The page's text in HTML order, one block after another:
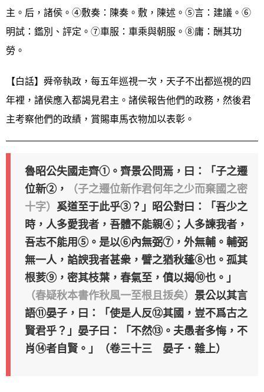
主。后，諸侯。④敷奏：陳奏。敷，陳述。⑤言：建議。⑥
明試：鑑別、評定。⑦車服：車乘與朝服。⑧庸：酬其功
勞。
【白話】舜帝執政，每五年巡視一次，天子不出都巡視的四
年裡，諸侯應入都謁見君主。諸侯報告他們的政務，然後君
主考察他們的政績，賞賜車馬衣物加以表彰。
魯昭公失國走齊①。齊景公問焉，曰：「子之遷
位新②，
（子之遷位新作君何年之少而棄國之密
十字） 奚道至于此乎③？」昭公對曰：「吾少之
時，人多愛我者，吾體不能親④；人多諫我者，
吾志不能用⑤。是以⑥內無弼⑦，外無輔。輔弼
無一人，諂諛我者甚衆，譬之猶秋蓬⑧也。孤其
根荄⑨，密其枝葉，春氣至，僨以揭⑩也。」
（春疑秋本書作秋風一至根且㧞矣） 景公以其言
語⑪晏子，曰：「使是人反⑫其國，豈不爲古之
賢君乎？」晏子曰：「不然⑬。夫愚者多悔，不
肖⑭者自賢。」（卷三十三 晏子．雜上）